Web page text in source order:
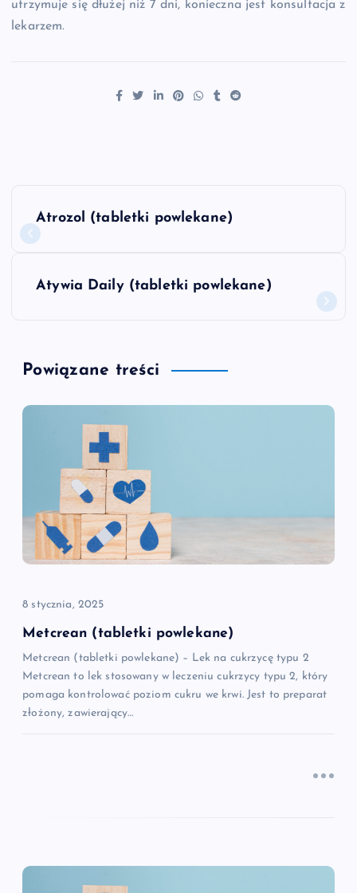
utrzymuje się dłużej niż 7 dni, konieczna jest konsultacja z
lekarzem.
a
g
a
a
w
p
s
u
Atrozol (tabletki powlekane)
Atywia Daily (tabletki powlekane)
Powiązane treści
8 stycznia, 2025
Metcrean (tabletki powlekane)
Metcrean (tabletki powlekane) – Lek na cukrzycę typu 2
Metcrean to lek stosowany w leczeniu cukrzycy typu 2, który
pomaga kontrolować poziom cukru we krwi. Jest to preparat
złożony, zawierający…